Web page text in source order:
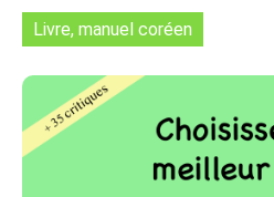
Livre, manuel coréen